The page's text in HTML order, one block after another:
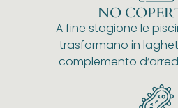
NO
A fine stagione le
trasformano in
complemento